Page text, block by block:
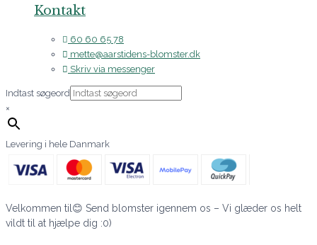
Kontakt
60 60 65 78
mette@aarstidens-blomster.dk
Skriv via messenger
Indtast søgeord
×
Levering i hele Danmark
Velkommen til😊 Send blomster igennem os – Vi glæder os helt
vildt til at hjælpe dig :0)